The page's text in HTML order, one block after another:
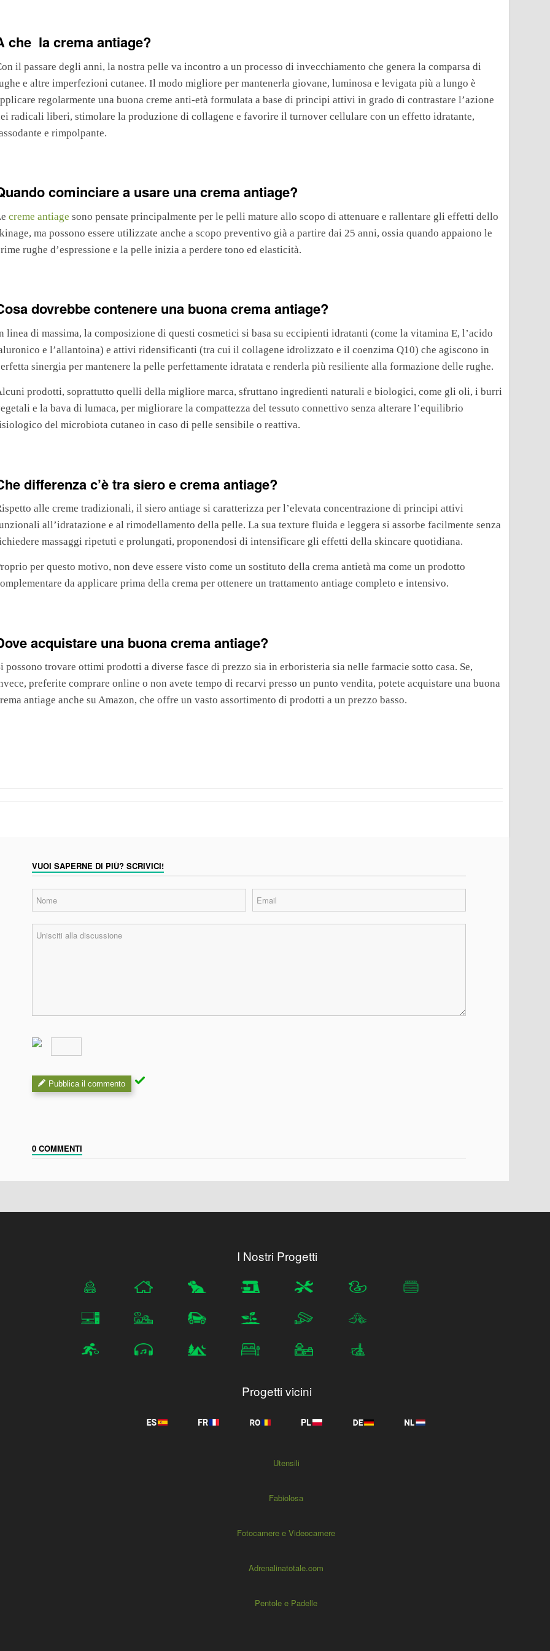
che la crema antiage?
il passare degli anni, la nostra pelle va incontro a un processo di invecchiamento che genera la comparsa di
e altre imperfezioni cutanee. Il modo migliore per mantenerla giovane, luminosa e levigata più a lungo è
regolarmente una buona creme anti-età formulata a base di principi attivi in grado di contrastare l’azione
radicali liberi, stimolare la produzione di collagene e favorire il turnover cellulare con un effetto idratante,
e rimpolpante.
cominciare a usare una crema antiage?
creme antiage sono pensate principalmente per le pelli mature allo scopo di attenuare e rallentare gli effetti dello
ma possono essere utilizzate anche a scopo preventivo già a partire dai 25 anni, ossia quando appaiono le
rughe d’espressione e la pelle inizia a perdere tono ed elasticità.
dovrebbe contenere una buona crema antiage?
linea di massima, la composizione di questi cosmetici si basa su eccipienti idratanti (come la vitamina E, l’acido
e l’allantoina) e attivi ridensificanti (tra cui il collagene idrolizzato e il coenzima Q10) che agiscono in
sinergia per mantenere la pelle perfettamente idratata e renderla più resiliente alla formazione delle rughe.
prodotti, soprattutto quelli della migliore marca, sfruttano ingredienti naturali e biologici, come gli oli, i burri
e la bava di lumaca, per migliorare la compattezza del tessuto connettivo senza alterare l’equilibrio
del microbiota cutaneo in caso di pelle sensibile o reattiva.
differenza c’è tra siero e crema antiage?
alle creme tradizionali, il siero antiage si caratterizza per l’elevata concentrazione di principi attivi
all’idratazione e al rimodellamento della pelle. La sua texture fluida e leggera si assorbe facilmente senza
massaggi ripetuti e prolungati, proponendosi di intensificare gli effetti della skincare quotidiana.
per questo motivo, non deve essere visto come un sostituto della crema antietà ma come un prodotto
da applicare prima della crema per ottenere un trattamento antiage completo e intensivo.
acquistare una buona crema antiage?
possono trovare ottimi prodotti a diverse fasce di prezzo sia in erboristeria sia nelle farmacie sotto casa. Se,
preferite comprare online o non avete tempo di recarvi presso un punto vendita, potete acquistare una buona
antiage anche su Amazon, che offre un vasto assortimento di prodotti a un prezzo basso.
VUOI SAPERNE DI PIÙ? SCRIVICI!
Pubblica il commento
0 COMMENTI
I Nostri Progetti
Progetti vicini
Utensili
Fabiolosa
Fotocamere e Videocamere
Adrenalinatotale.com
Pentole e Padelle